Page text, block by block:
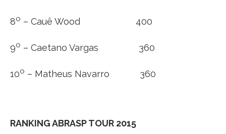
8o – Cauê Wood 400
9o – Caetano Vargas 360
10o – Matheus Navarro 360
RANKING ABRASP TOUR 2015